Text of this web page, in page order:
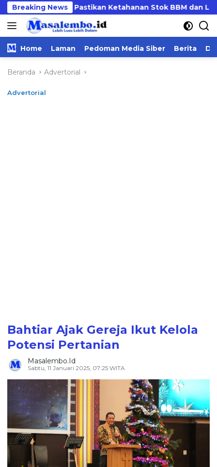
Langsung
ke
konten
Breaking News
Sulawesi Pastikan Ketahanan Stok BBM dan LPG 3 Kg di
Home Laman Pedoman Media Siber Berita
Beranda Advertorial
Advertorial
Bahtiar Ajak Gereja Ikut Kelola
Potensi Pertanian
Masalembo.id
Sabtu, 11 Januari 2025, 07:25 WITA